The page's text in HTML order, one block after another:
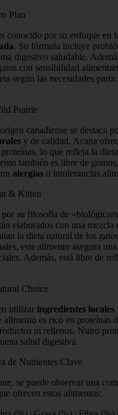
Plan
conocido por su enfoque en
. Su fórmula incluye
digestivo saludable.
con sensibilidad
según las necesidades
Prairie
canadiense se destaca
y de calidad. Acana
lo que refleja la
también es libre de
alergias o intolerancias
& Kitten
su filosofía de
elaborados con una mezcla
la dieta natural de los
este alimento asegura una
Además, está libre de
Choice
utilizar ingredientes locales
alimento es rico en proteínas
ni rellenos. Nutro
salud digestiva.
de Nutrientes Clave
se puede observar una
ofrecen estos alimentos: